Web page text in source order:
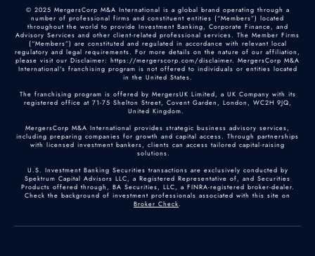
© 2025 MergersCorp M&A International is a global brand operating through a
number of professional firms and constituent entities (“Members”) located
throughout the world to provide Investment Banking, Corporate Finance, and
Advisory Services and other client-related professional services. The Member Firms
(“Members”) are constituted and regulated in accordance with relevant local
regulatory and legal requirements. For more details on the nature of our affiliation,
please visit our Disclaimer: https://mergerscorp.com/disclaimer. MergersCorp M&A
International's franchising program is not offered to individuals or entities located
in the United States.
The franchising program is offered by MergersUK Limited, a UK Company with its
registered office at 71-75 Shelton Street, Covent Garden, London, WC2H 9JQ,
United Kingdom.
MergersCorp M&A International provides strategic business advisory services,
including preparing companies for growth and capital access. Through partnerships
with licensed investment bankers, clients can access tailored capital-raising
solutions.
U.S. Investment Banking Securities transactions are exclusively conducted by
Spektrum Capital Advisors LLC, a Registered Representative of, and Securities
Products offered through, BA Securities, LLC, a FINRA-registered broker-dealer.
Check the background of investment professionals associated with this site on
Broker Check.